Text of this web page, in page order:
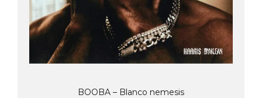
BOOBA – Blanco nemesis